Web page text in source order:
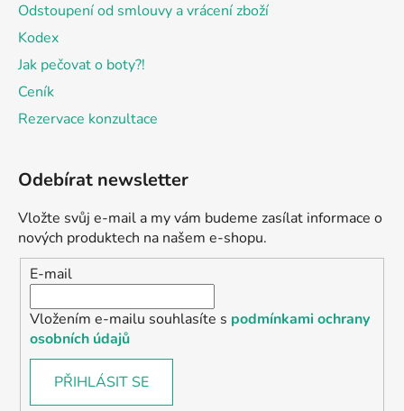
Odstoupení od smlouvy a vrácení zboží
Kodex
Jak pečovat o boty?!
Ceník
Rezervace konzultace
Odebírat newsletter
Vložte svůj e-mail a my vám budeme zasílat informace o
nových produktech na našem e-shopu.
E-mail
Vložením e-mailu souhlasíte s podmínkami ochrany
osobních údajů
PŘIHLÁSIT SE